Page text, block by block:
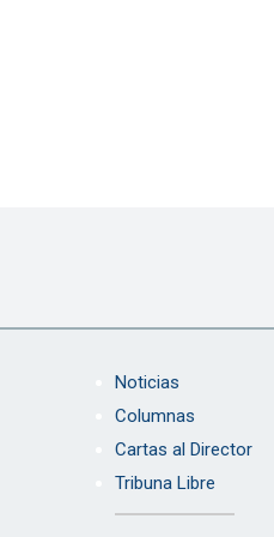
Noticias
Columnas
Cartas al Director
Tribuna Libre